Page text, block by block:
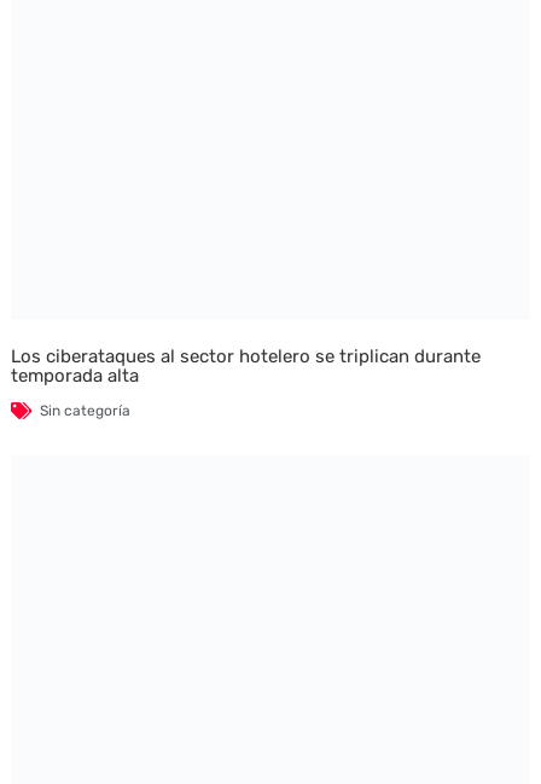
Los ciberataques al sector hotelero se triplican durante
temporada alta
Sin categoría